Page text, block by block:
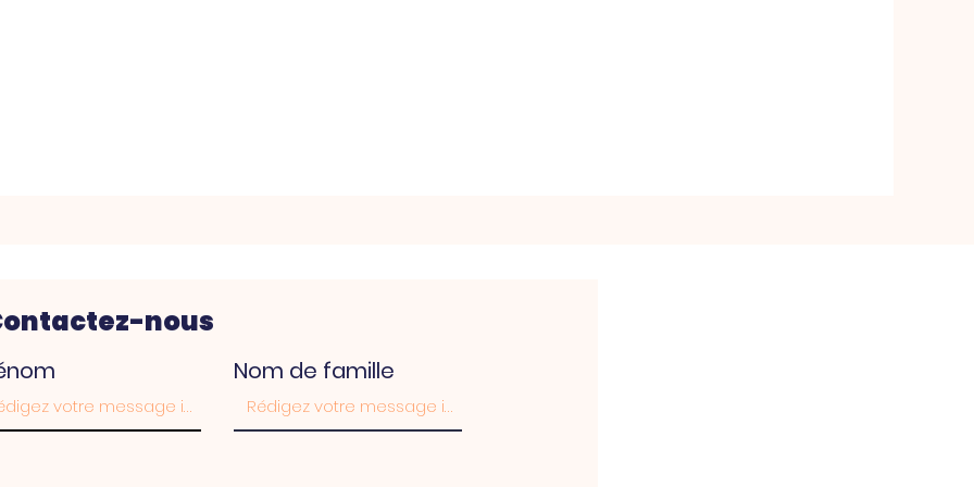
nous
Nom de famille